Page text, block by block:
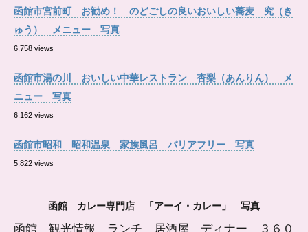
函館市宮前町 お勧め！ のどごしの良いおいしい蕎麦 究（き
ゅう） メニュー 写真
6,758 views
函館市湯の川 おいしい中華レストラン 杏梨（あんりん） メ
ニュー 写真
6,162 views
函館市昭和 昭和温泉 家族風呂 バリアフリー 写真
5,822 views
函館 カレー専門店 「アーイ・カレー」 写真
函館 観光情報 ランチ 居酒屋 ディナー ３６０